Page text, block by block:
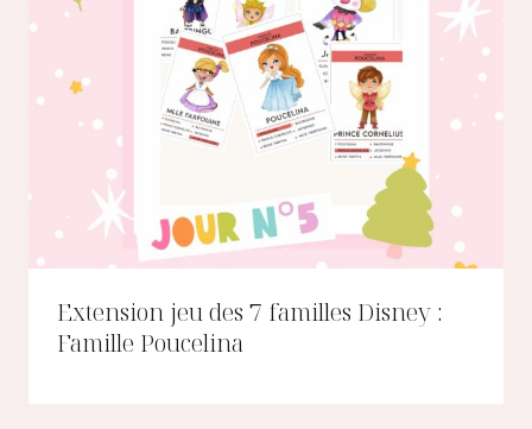
Extension jeu des 7 familles Disney :
Famille Poucelina